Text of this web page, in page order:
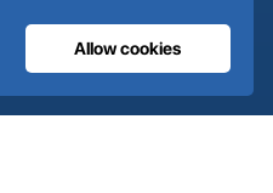
Allow cookies